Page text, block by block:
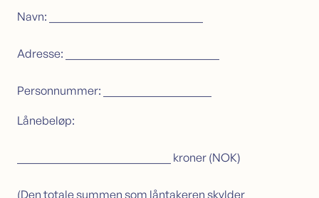
Navn: ___________________________
Adresse: ___________________________
Personnummer: ___________________
Lånebeløp:
___________________________ kroner (NOK)
(Den totale summen som låntakeren skylder